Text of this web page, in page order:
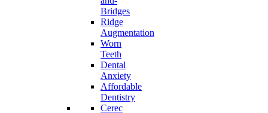
Bridges
Ridge
Augmentation
Worn
Teeth
Dental
Anxiety
Affordable
Dentistry
Cerec